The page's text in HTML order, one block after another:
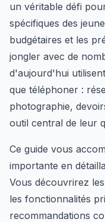
un véritable défi
spécifiques des
budgétaires et les
jongler avec de
d'aujourd'hui
que téléphoner :
photographie,
outil central de leur
Ce guide vous
importante en
Vous découvrirez
les fonctionnalités
recommandations